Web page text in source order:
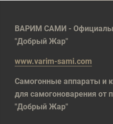
ВАРИМ САМИ -
"Добрый Жар"
www.varim-sami.com
Самогонные аппараты и
для самогоноварения от
"Добрый Жар"